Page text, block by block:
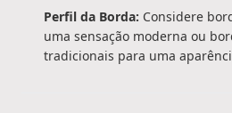
Perfil da Borda: Considere
uma sensação moderna ou
tradicionais para uma